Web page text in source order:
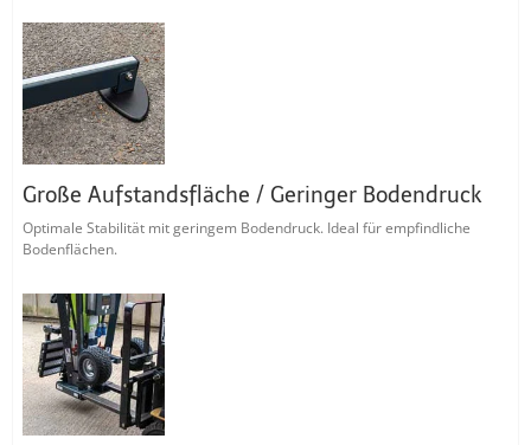
Große Aufstandsfläche / Geringer Bodendruck
Optimale Stabilität mit geringem Bodendruck. Ideal für empfindliche
Bodenflächen.